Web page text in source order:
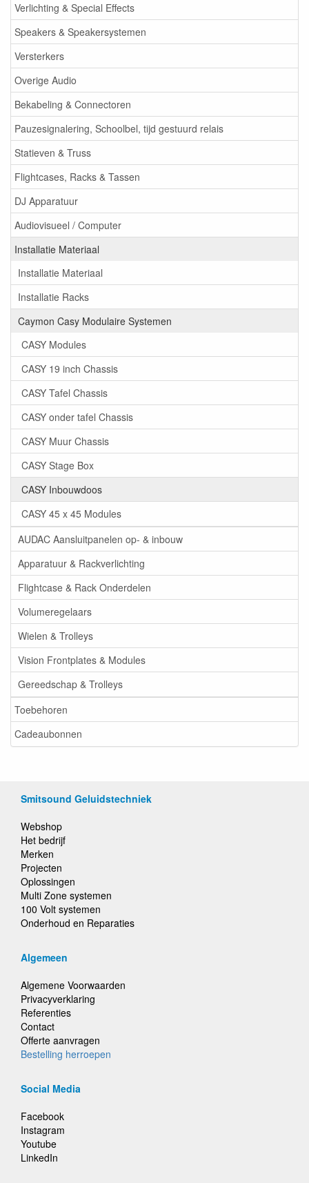
Verlichting & Special Effects
Speakers & Speakersystemen
Versterkers
Overige Audio
Bekabeling & Connectoren
Pauzesignalering, Schoolbel, tijd gestuurd relais
Statieven & Truss
Flightcases, Racks & Tassen
DJ Apparatuur
Audiovisueel / Computer
Installatie Materiaal
Installatie Materiaal
Installatie Racks
Caymon Casy Modulaire Systemen
CASY Modules
CASY 19 inch Chassis
CASY Tafel Chassis
CASY onder tafel Chassis
CASY Muur Chassis
CASY Stage Box
CASY Inbouwdoos
CASY 45 x 45 Modules
AUDAC Aansluitpanelen op- & inbouw
Apparatuur & Rackverlichting
Flightcase & Rack Onderdelen
Volumeregelaars
Wielen & Trolleys
Vision Frontplates & Modules
Gereedschap & Trolleys
Toebehoren
Cadeaubonnen
Smitsound Geluidstechniek
Webshop
Het bedrijf
Merken
Projecten
Oplossingen
Multi Zone systemen
100 Volt systemen
Onderhoud en Reparaties
Algemeen
Algemene Voorwaarden
Privacyverklaring
Referenties
Contact
Offerte aanvragen
Bestelling herroepen
Social Media
Facebook
Instagram
Youtube
LinkedIn